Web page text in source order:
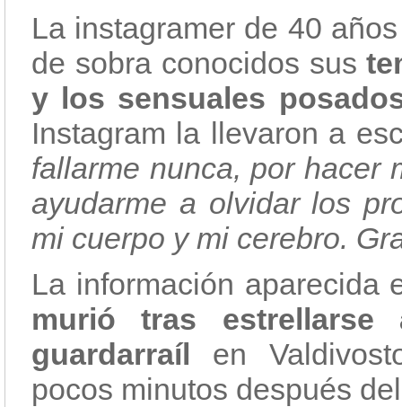
La instagramer de 40
de sobra conocidos sus
y los sensuales
Instagram la llevaron a
fallarme nunca, por hacer
ayudarme a olvidar los
mi cuerpo y mi cerebro.
La información aparecida
murió tras
guardarraíl en
pocos minutos después